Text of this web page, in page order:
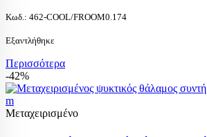
Κωδ.: 462-COOL/FROOM0.174
Εξαντλήθηκε
Περισσότερα
-42%
Μεταχειρισμένο